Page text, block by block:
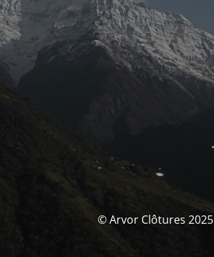
© Arvor Clôtures 2025